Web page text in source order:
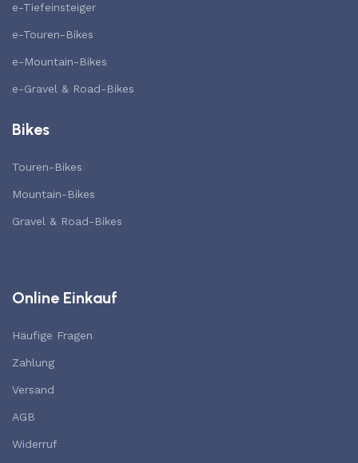
e-Tiefeinsteiger
e-Touren-Bikes
e-Mountain-Bikes
e-Gravel & Road-Bikes
Bikes
Touren-Bikes
Mountain-Bikes
Gravel & Road-Bikes
Online Einkauf
Häufige Fragen
Zahlung
Versand
AGB
Widerruf